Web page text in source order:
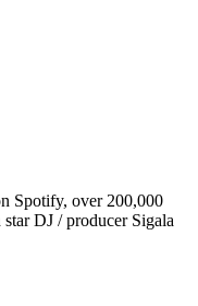
Spotify, over 200,000
DJ / producer Sigala